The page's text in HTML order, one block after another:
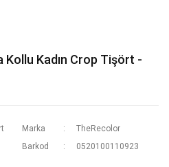
Kollu Kadın Crop Tişört -
Marka
TheRecolor
Barkod 0520100110923